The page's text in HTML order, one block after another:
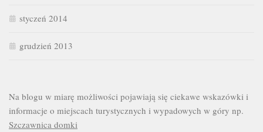
styczeń 2014
grudzień 2013
Na blogu w miarę możliwości pojawiają się ciekawe wskazówki i
informacje o miejscach turystycznych i wypadowych w góry np.
Szczawnica domki